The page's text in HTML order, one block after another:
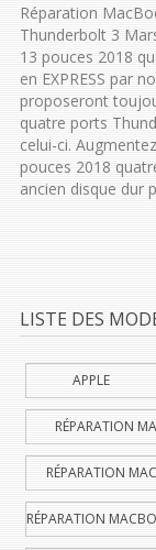
Réparation
Thunderbolt 3
13 pouces 2018
en EXPRESS par
proposeront
quatre ports
celui-ci.
pouces 2018
ancien disque dur
LISTE DES
APPLE
RÉPARATION
RÉPARATION
RÉPARATION